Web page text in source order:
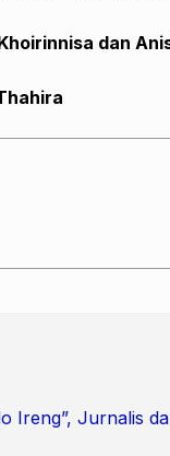
dan
Ireng”, Jurnalis